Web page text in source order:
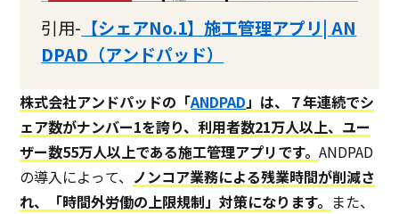
引用- 【シェアNo.1】施工管理アプリ| AN
DPAD（アンドパッド）
株式会社アンドパッドの「ANDPAD」は、７年連続でシ
ェア数がナンバー1を誇り、利用者数21万人以上、ユー
ザー数55万人以上である施工管理アプリです。ANDPAD
の導入によって、 ノンコア業務による残業時間が削減さ
れ、「時間外労働の上限規制」対策になります。 また、